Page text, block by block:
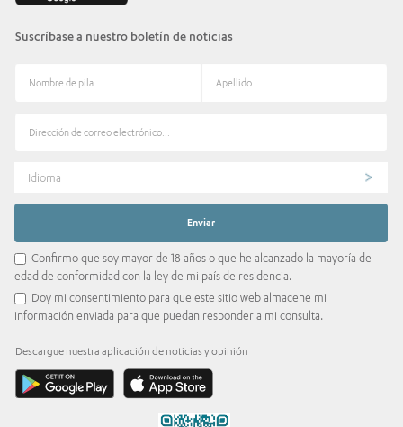
Suscríbase a nuestro boletín de noticias
Idioma
Confirmo que soy mayor de 18 años o que he alcanzado la mayoría de
edad de conformidad con la ley de mi país de residencia.
Doy mi consentimiento para que este sitio web almacene mi
información enviada para que puedan responder a mi consulta.
Descargue nuestra aplicación de noticias y opinión